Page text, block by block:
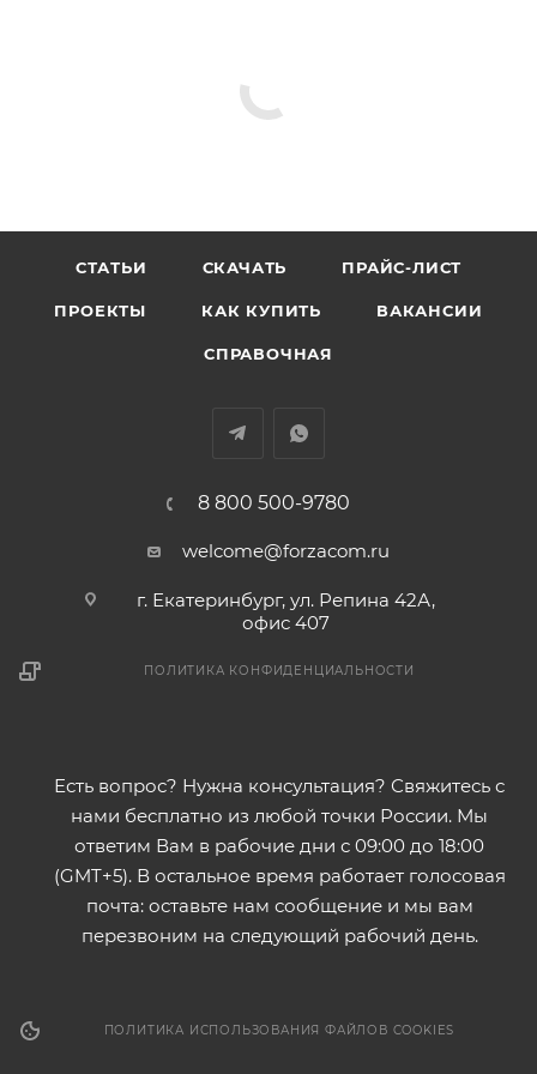
Высокая степень защиты IP56
СТАТЬИ СКАЧАТЬ ПРАЙС-ЛИСТ
ПРОЕКТЫ КАК КУПИТЬ ВАКАНСИИ
СПРАВОЧНАЯ
8 800 500-9780
welcome@forzacom.ru
г. Екатеринбург, ул. Репина 42А,
офис 407
ПОЛИТИКА КОНФИДЕНЦИАЛЬНОСТИ
Есть вопрос? Нужна консультация? Свяжитесь с
нами бесплатно из любой точки России. Мы
ответим Вам в рабочие дни с 09:00 до 18:00
(GMT+5). В остальное время работает голосовая
почта: оставьте нам сообщение и мы вам
перезвоним на следующий рабочий день.
ПОЛИТИКА ИСПОЛЬЗОВАНИЯ ФАЙЛОВ COOKIES